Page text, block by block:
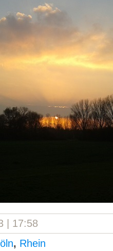
| 17:58
, Rhein